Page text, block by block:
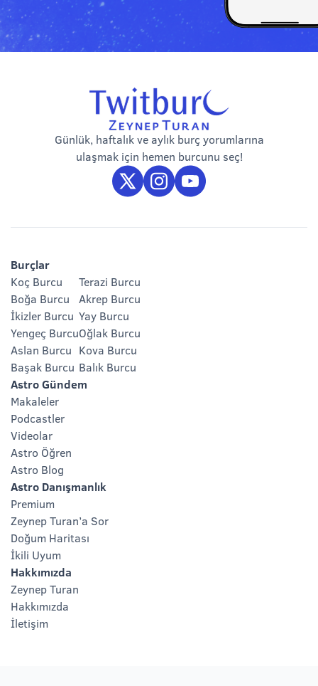
Günlük, haftalık ve aylık burç yorumlarına
ulaşmak için hemen burcunu seç!
Burçlar
Koç Burcu
Boğa Burcu
İkizler Burcu
Yengeç Burcu
Aslan Burcu
Başak Burcu
Terazi Burcu
Akrep Burcu
Yay Burcu
Oğlak Burcu
Kova Burcu
Balık Burcu
Astro Gündem
Makaleler
Podcastler
Videolar
Astro Öğren
Astro Blog
Astro Danışmanlık
Premium
Zeynep Turan’a Sor
Doğum Haritası
İkili Uyum
Hakkımızda
Zeynep Turan
Hakkımızda
İletişim